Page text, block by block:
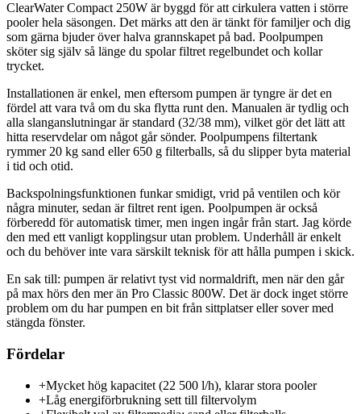
ClearWater Compact 250W är byggd för att cirkulera vatten i större
pooler hela säsongen. Det märks att den är tänkt för familjer och dig
som gärna bjuder över halva grannskapet på bad. Poolpumpen
sköter sig själv så länge du spolar filtret regelbundet och kollar
trycket.
Installationen är enkel, men eftersom pumpen är tyngre är det en
fördel att vara två om du ska flytta runt den. Manualen är tydlig och
alla slanganslutningar är standard (32/38 mm), vilket gör det lätt att
hitta reservdelar om något går sönder. Poolpumpens filtertank
rymmer 20 kg sand eller 650 g filterballs, så du slipper byta material
i tid och otid.
Backspolningsfunktionen funkar smidigt, vrid på ventilen och kör
några minuter, sedan är filtret rent igen. Poolpumpen är också
förberedd för automatisk timer, men ingen ingår från start. Jag körde
den med ett vanligt kopplingsur utan problem. Underhåll är enkelt
och du behöver inte vara särskilt teknisk för att hålla pumpen i skick.
En sak till: pumpen är relativt tyst vid normaldrift, men när den går
på max hörs den mer än Pro Classic 800W. Det är dock inget större
problem om du har pumpen en bit från sittplatser eller sover med
stängda fönster.
Fördelar
+Mycket hög kapacitet (22 500 l/h), klarar stora pooler
+Låg energiförbrukning sett till filtervolym